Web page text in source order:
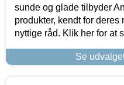
sunde og glade tilbyder
produkter, kendt for
nyttige råd. Klik her for at
Se